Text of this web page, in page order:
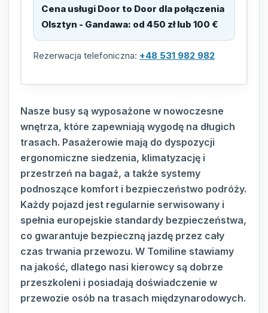
Cena usługi Door to Door dla połączenia
Olsztyn - Gandawa: od 450 zł lub 100 €
Rezerwacja telefoniczna: +48 531 982 982
Nasze busy są wyposażone w nowoczesne
wnętrza, które zapewniają wygodę na długich
trasach. Pasażerowie mają do dyspozycji
ergonomiczne siedzenia, klimatyzację i
przestrzeń na bagaż, a także systemy
podnoszące komfort i bezpieczeństwo podróży.
Każdy pojazd jest regularnie serwisowany i
spełnia europejskie standardy bezpieczeństwa,
co gwarantuje bezpieczną jazdę przez cały
czas trwania przewozu. W Tomiline stawiamy
na jakość, dlatego nasi kierowcy są dobrze
przeszkoleni i posiadają doświadczenie w
przewozie osób na trasach międzynarodowych.